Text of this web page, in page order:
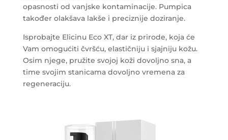
opasnosti od vanjske kontaminacije. Pumpica
također olakšava lakše i preciznije doziranje.
Isprobajte Elicinu Eco XT, dar iz prirode, koja će
Vam omogućiti čvršću, elastičniju i sjajniju kožu.
Osim njege, pružite svojoj koži dovoljno sna, a
time svojim stanicama dovoljno vremena za
regeneraciju.